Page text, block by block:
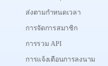
ส่งตามกำหนดเวลา
การจัดการสมาชิก
การรวม API
การแจ้งเตือนการลงนาม